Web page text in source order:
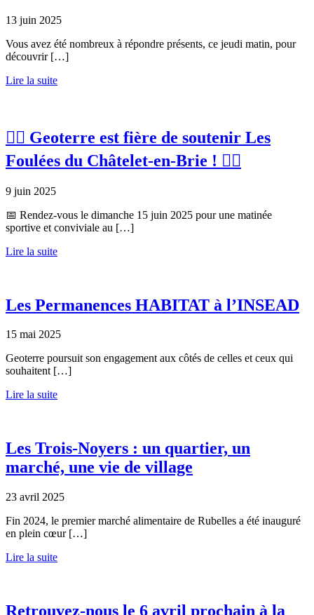
13 juin 2025
Vous avez été nombreux à répondre présents, ce jeudi matin, pour
découvrir […]
Lire la suite
🏃‍♂️ Geoterre est fière de soutenir Les
Foulées du Châtelet-en-Brie ! 🏃‍♀️
9 juin 2025
📅 Rendez-vous le dimanche 15 juin 2025 pour une matinée
sportive et conviviale au […]
Lire la suite
Les Permanences HABITAT à l’INSEAD
15 mai 2025
Geoterre poursuit son engagement aux côtés de celles et ceux qui
souhaitent […]
Lire la suite
Les Trois-Noyers : un quartier, un
marché, une vie de village
23 avril 2025
Fin 2024, le premier marché alimentaire de Rubelles a été inauguré
en plein cœur […]
Lire la suite
Retrouvez-nous le 6 avril prochain à la